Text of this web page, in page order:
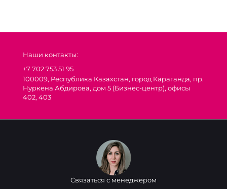
Наши контакты:
+7 702 753 51 95
100009, Республика Казахстан, город Караганда, пр.
Нуркена Абдирова, дом 5 (Бизнес-центр), офисы
402, 403
Связаться с менеджером